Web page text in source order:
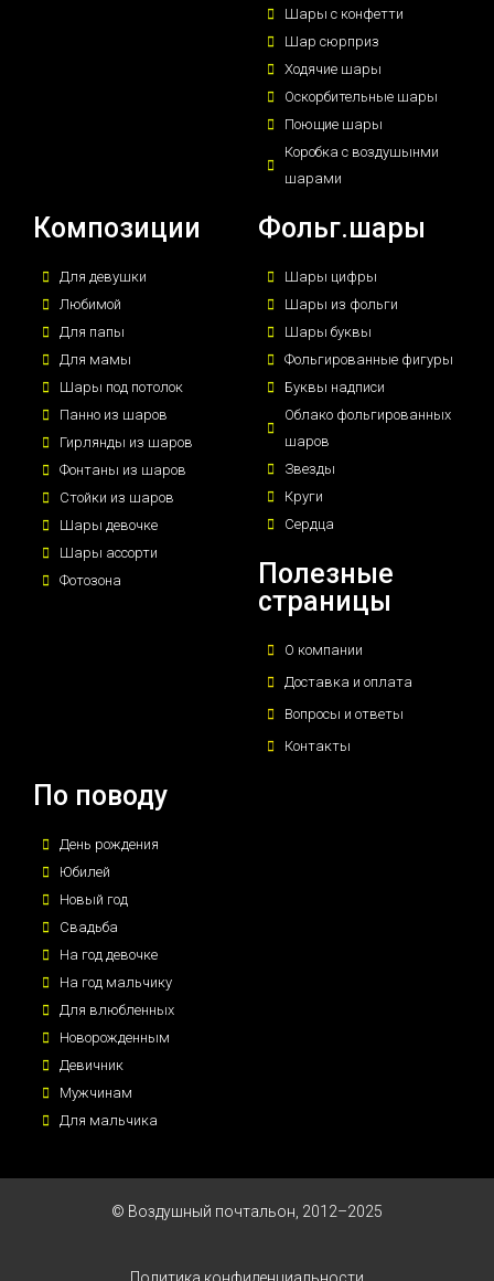
Шары с конфетти
Шар сюрприз
Ходячие шары
Оскорбительные шары
Поющие шары
Коробка с воздушынми
шарами
Композиции
Для девушки
Любимой
Для папы
Для мамы
Шары под потолок
Панно из шаров
Гирлянды из шаров
Фонтаны из шаров
Стойки из шаров
Шары девочке
Шары ассорти
Фотозона
Фольг.шары
Шары цифры
Шары из фольги
Шары буквы
Фольгированные фигуры
Буквы надписи
Облако фольгированных
шаров
Звезды
Круги
Сердца
Полезные
страницы
О компании
Доставка и оплата
Вопросы и ответы
Контакты
По поводу
День рождения
Юбилей
Новый год
Свадьба
На год девочке
На год мальчику
Для влюбленных
Новорожденным
Девичник
Мужчинам
Для мальчика
© Воздушный почтальон, 2012–2025